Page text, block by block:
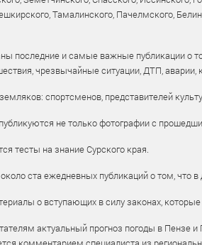
Тамалинского, Пачелмского,
последние и самые важные публикации о
чрезвычайные ситуации, ДТП, аварии,
спортсменов, представителей
не только фотографии с
тесты на знание Сурского края.
ста ежедневных публикаций о том, что
о вступающих в силу законах, которые
актуальный прогноз погоды в